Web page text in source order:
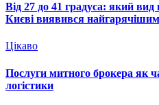
Від 27 до 41 градуса: який
Києві виявився найгарячішим
Цікаво
Послуги митного брокера як
логістики